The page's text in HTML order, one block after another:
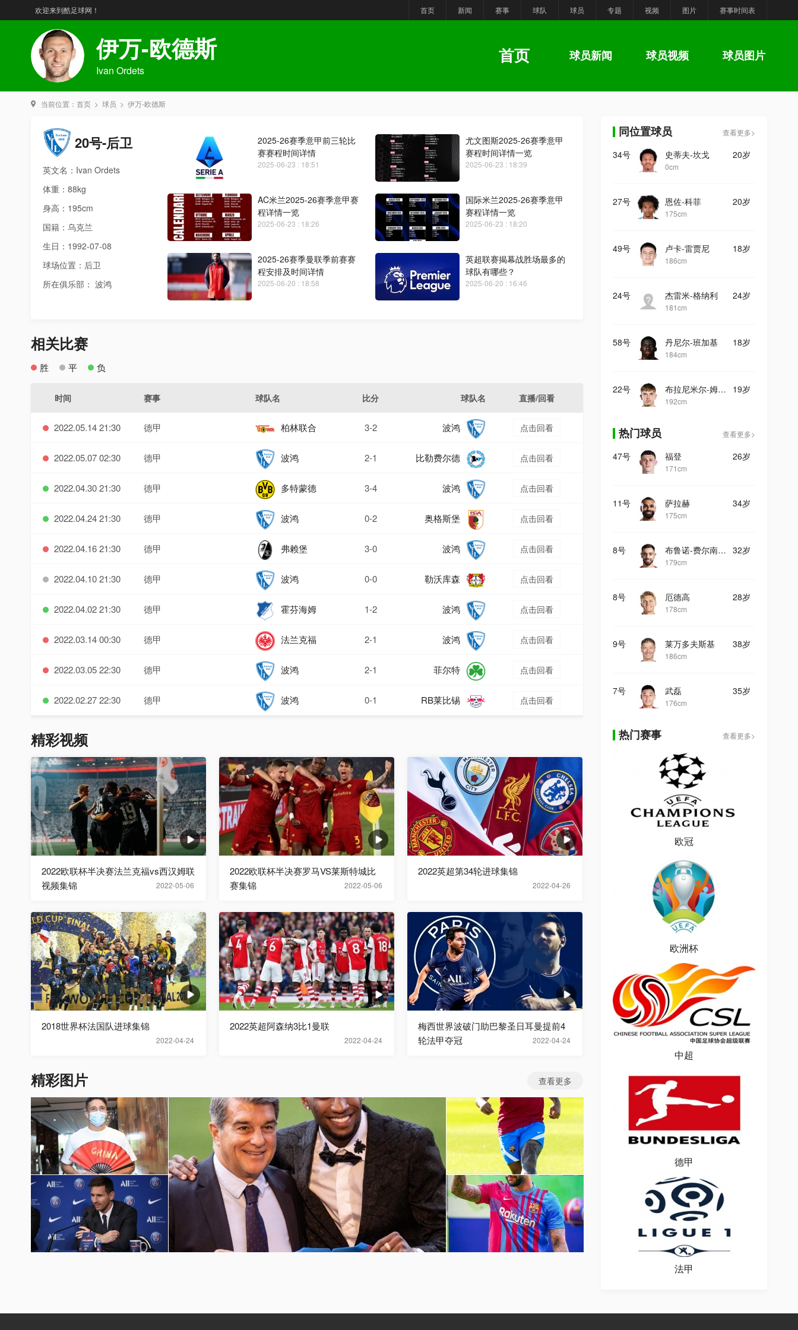
欢迎来到酷足球网！ 首页 新闻 赛事 球队 球员 专题 视频 图片 赛事时间表
伊万-欧德斯
Ivan Ordets
首页 球员新闻 球员视频 球员图片
当前位置： 首页 > 球员 > 伊万-欧德斯
20号-后卫
英文名：Ivan Ordets
体重：88kg
身高：195cm
国籍：乌克兰
生日：1992-07-08
球场位置：后卫
所在俱乐部： 波鸿
2025-26赛季意甲前三轮比
赛赛程时间详情
2025-06-23 : 18:51
尤文图斯2025-26赛季意甲
赛程时间详情一览
2025-06-23 : 18:39
AC米兰2025-26赛季意甲赛
程详情一览
2025-06-23 : 18:26
国际米兰2025-26赛季意甲
赛程详情一览
2025-06-23 : 18:20
2025-26赛季曼联季前赛赛
程安排及时间详情
2025-06-20 : 18:58
英超联赛揭幕战胜场最多的
球队有哪些？
2025-06-20 : 16:46
相关比赛
胜 平 负
时间 赛事 球队名 比分 球队名 直播/回看
2022.05.14 21:30 德甲 柏林联合 3-2 波鸿 点击回看
2022.05.07 02:30 德甲 波鸿 2-1 比勒费尔德 点击回看
2022.04.30 21:30 德甲 多特蒙德 3-4 波鸿 点击回看
2022.04.24 21:30 德甲 波鸿 0-2 奥格斯堡 点击回看
2022.04.16 21:30 德甲 弗赖堡 3-0 波鸿 点击回看
2022.04.10 21:30 德甲 波鸿 0-0 勒沃库森 点击回看
2022.04.02 21:30 德甲 霍芬海姆 1-2 波鸿 点击回看
2022.03.14 00:30 德甲 法兰克福 2-1 波鸿 点击回看
2022.03.05 22:30 德甲 波鸿 2-1 菲尔特 点击回看
2022.02.27 22:30 德甲 波鸿 0-1 RB莱比锡 点击回看
精彩视频
2022-05-06
2022欧联杯半决赛法兰克福vs西汉姆联
视频集锦
2022-05-06
2022欧联杯半决赛罗马VS莱斯特城比
赛集锦
2022-04-26
2022英超第34轮进球集锦
2022-04-24
2018世界杯法国队进球集锦
2022-04-24
2022英超阿森纳3比1曼联
2022-04-24
梅西世界波破门助巴黎圣日耳曼提前4
轮法甲夺冠
精彩图片 查看更多
国足世预赛12强赛图片 巴萨球员赛季前训练图片
同位置球员 查看更多>
34号 20岁
史蒂夫-坎戈
0cm
27号 20岁
恩佐-科菲
175cm
49号 18岁
卢卡-雷贾尼
186cm
24号 24岁
杰雷米-格纳利
181cm
58号 18岁
丹尼尔-班加基
184cm
22号 19岁
布拉尼米尔-姆拉契奇
192cm
热门球员 查看更多>
47号 26岁
福登
171cm
11号 34岁
萨拉赫
175cm
8号 32岁
布鲁诺-费尔南德斯
179cm
8号 28岁
厄德高
178cm
9号 38岁
莱万多夫斯基
186cm
7号 35岁
武磊
176cm
热门赛事 查看更多>
欧冠
欧洲杯
中超
德甲
法甲